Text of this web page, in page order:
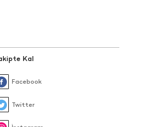
Kal
Facebook
Twitter